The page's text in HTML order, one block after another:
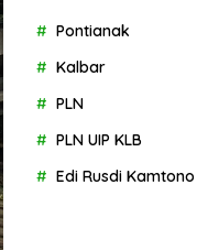
Pontianak
Kalbar
PLN
PLN UIP KLB
Edi Rusdi Kamtono